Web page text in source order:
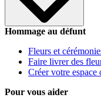
Hommage au défunt
Fleurs et
Faire livrer des
Créer votre espace
Pour vous aider